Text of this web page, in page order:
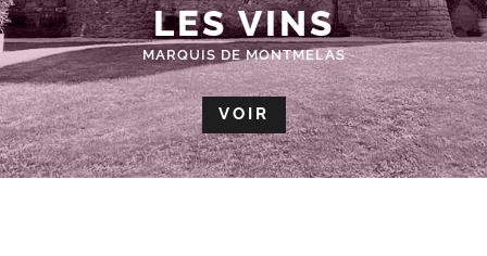
LES VINS
MARQUIS DE MONTMELAS
VOIR